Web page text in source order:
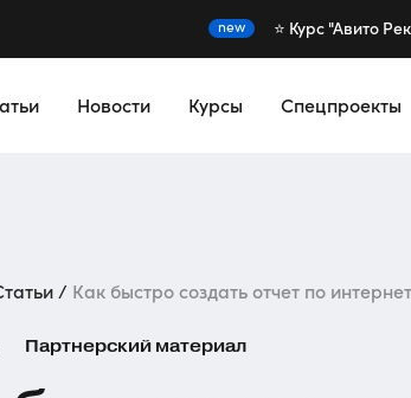
new ⭐️ Курс "Авито
Новости Курсы Спецпроекты
Как быстро создать отчет по
Партнерский материал